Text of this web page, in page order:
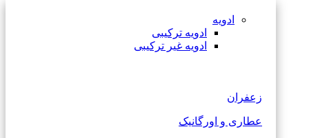
ادویه
ادویه ترکیبی
ادویه غیر ترکیبی
زعفران
عطاری و اورگانیک